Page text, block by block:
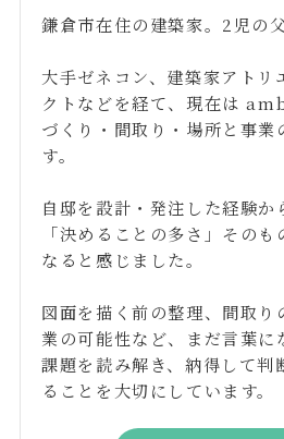
鎌倉市在住の建築家。2児の
大手ゼネコン、建築家アトリ
クトなどを経て、現在は
づくり・間取り・場所と事業
す。
自邸を設計・発注した経験
「決めることの多さ」その
なると感じました。
図面を描く前の整理、間取り
業の可能性など、まだ言葉に
課題を読み解き、納得して判
ることを大切にしています。